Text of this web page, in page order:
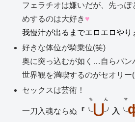
フェラチオは嫌いだが、先っ
めするのは大好き ♥
我慢汁が出るまでエロエロやり
好きな体位が騎乗位(笑)
奥に突っ込むが如く…自らパン
世界観を満喫するのがセオリー
セックスは芸術！
一刀入魂ならぬ 『 ╰⋃╯
ちん
入 ╰
マ